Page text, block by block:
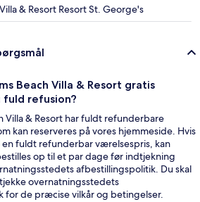
& Resort Resort St. George's
Beach Villa & Resort gratis
refusion?
Villa & Resort har fuldt refunderbare
kan reserveres på vores hjemmeside. Hvis
fuldt refunderbar værelsespris, kan
op til et par dage før indtjekning
afbestillingspolitik. Du skal
overnatningsstedets
for de præcise vilkår og betingelser.